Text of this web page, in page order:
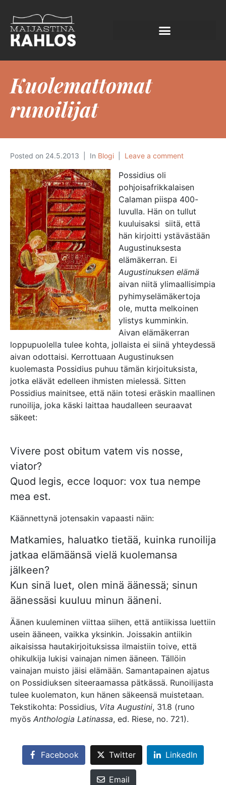
Kuolemattomat
runoilijat
Posted on 24.5.2013 In Blogi Leave a comment
Possidius oli
pohjoisafrikkalaisen
Calaman piispa 400-
luvulla. Hän on tullut
kuuluisaksi siitä, että
hän kirjoitti ystävästään
Augustinuksesta
elämäkerran. Ei
Augustinuksen elämä
aivan niitä ylimaallisimpia
pyhimyselämäkertoja
ole, mutta melkoinen
ylistys kumminkin.
Aivan elämäkerran
loppupuolella tulee kohta, jollaista ei siinä yhteydessä
aivan odottaisi. Kerrottuaan Augustinuksen
kuolemasta Possidius puhuu tämän kirjoituksista,
jotka elävät edelleen ihmisten mielessä. Sitten
Possidius mainitsee, että näin totesi eräskin maallinen
runoilija, joka käski laittaa haudalleen seuraavat
säkeet:
Vivere post obitum vatem vis nosse,
viator?
Quod legis, ecce loquor: vox tua nempe
mea est.
Käännettynä jotensakin vapaasti näin:
Matkamies, haluatko tietää, kuinka runoilija
jatkaa elämäänsä vielä kuolemansa
jälkeen?
Kun sinä luet, olen minä äänessä; sinun
äänessäsi kuuluu minun ääneni.
Äänen kuuleminen viittaa siihen, että antiikissa luettiin
usein ääneen, vaikka yksinkin. Joissakin antiikin
aikaisissa hautakirjoituksissa ilmaistiin toive, että
ohikulkija lukisi vainajan nimen ääneen. Tällöin
vainajan muisto jäisi elämään. Samantapainen ajatus
on Possidiuksen siteeraamassa pätkässä. Runoilijasta
tulee kuolematon, kun hänen säkeensä muistetaan.
Tekstikohta: Possidius, Vita Augustini, 31.8 (runo
myös Anthologia Latinassa, ed. Riese, no. 721).
Facebook Twitter LinkedIn
Email